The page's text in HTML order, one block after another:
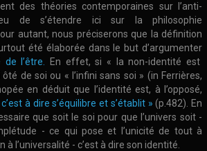
des théories contemporaines sur l’anti-
de s’étendre ici sur la philosophie
autant, nous préciserons que la définition
été élaborée dans le but d’argumenter
de l’être.
En effet, si « la non-identité est
de soi ou « l’infini sans soi » (in Ferrières,
en déduit que l’identité est, à l’opposé,
à dire s’équilibre et s’établit »(p.482). En
que soit le soi pour que l’univers soit -
- ce qui pose et l’unicité de tout à
l’universalité - c’est à dire son identité.